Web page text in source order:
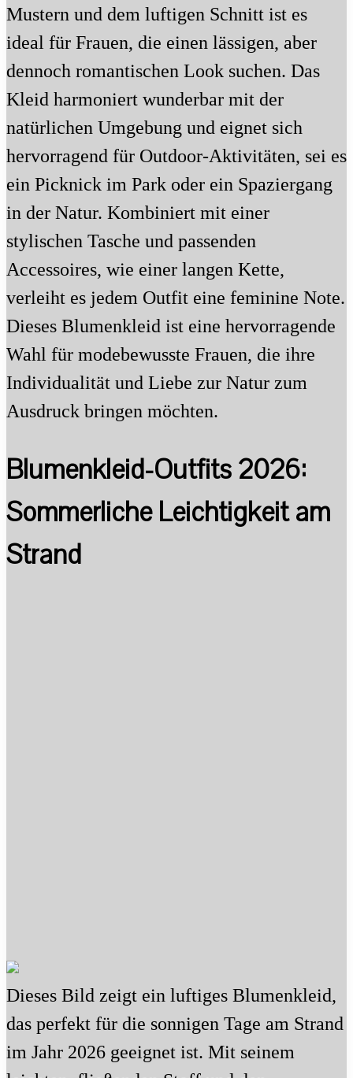
Mustern und dem luftigen Schnitt ist es
ideal für Frauen, die einen lässigen, aber
dennoch romantischen Look suchen. Das
Kleid harmoniert wunderbar mit der
natürlichen Umgebung und eignet sich
hervorragend für Outdoor-Aktivitäten, sei es
ein Picknick im Park oder ein Spaziergang
in der Natur. Kombiniert mit einer
stylischen Tasche und passenden
Accessoires, wie einer langen Kette,
verleiht es jedem Outfit eine feminine Note.
Dieses Blumenkleid ist eine hervorragende
Wahl für modebewusste Frauen, die ihre
Individualität und Liebe zur Natur zum
Ausdruck bringen möchten.
Blumenkleid-Outfits 2026:
Sommerliche Leichtigkeit am
Strand
Dieses Bild zeigt ein luftiges Blumenkleid,
das perfekt für die sonnigen Tage am Strand
im Jahr 2026 geeignet ist. Mit seinem